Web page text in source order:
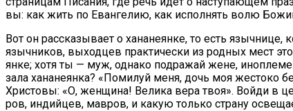
вы: как жить по Еван­ге­лию, как ис­пол­нять во­лю
Вот он рас­ска­зы­ва­ет о ха­на­не­ян­ке, то есть
языч­ни­ков, вы­ход­цев прак­ти­че­ски из род­ных мест
ян­ке; хо­тя ты — муж, од­на­ко под­ра­жай жене,
за­ла ха­на­не­ян­ка? «По­ми­луй ме­ня, дочь моя же­сто­ко
Хри­сто­вы: «О, жен­щи­на! Ве­ли­ка ве­ра твоя». Вой­ди в
ров, ин­дий­цев, мав­ров, и ка­кую толь­ко стра­ну